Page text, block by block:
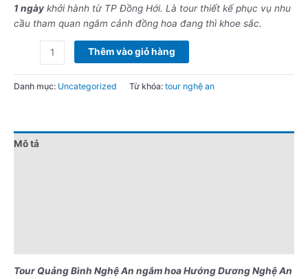
1 ngày khởi hành từ TP Đồng Hới. Là tour thiết kế phục vụ nhu
cầu tham quan ngắm cảnh đồng hoa đang thì khoe sắc.
Thêm vào giỏ hàng
Danh mục: Uncategorized Từ khóa: tour nghệ an
Mô tả
Tour Quảng Bình Nghệ An ngắm hoa Hướng Dương Nghệ An